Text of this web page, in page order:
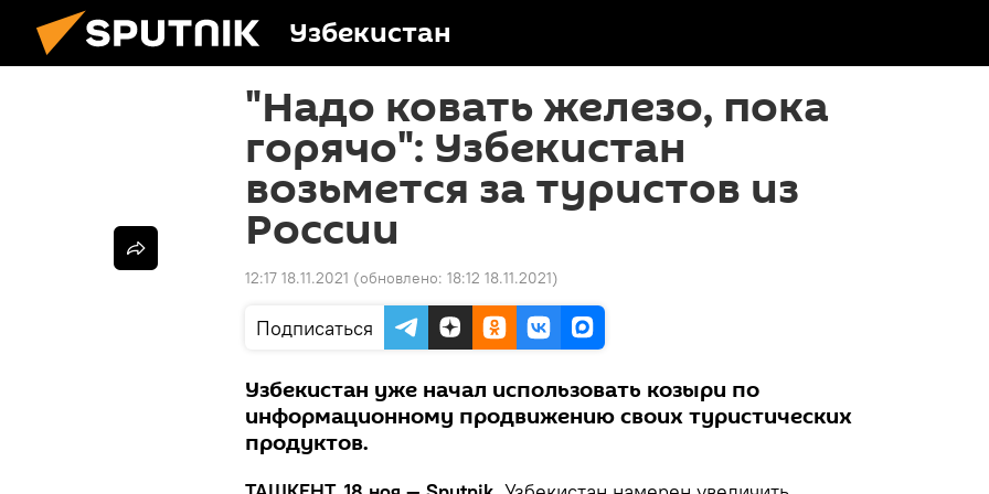
Узбекистан
"Надо ковать железо, пока
горячо": Узбекистан
возьмется за туристов из
России
12:17 18.11.2021 (обновлено: 18:12 18.11.2021)
Подписаться
Узбекистан уже начал использовать козыри по
информационному продвижению своих туристических
продуктов.